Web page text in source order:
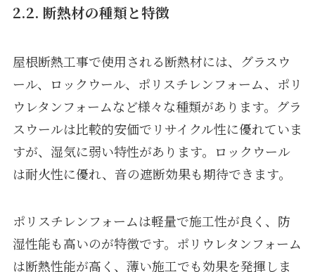
2.2. 断熱材の種類と特徴
屋根断熱工事で使用される断熱材には、グラスウ
ール、ロックウール、ポリスチレンフォーム、ポリ
ウレタンフォームなど様々な種類があります。グラ
スウールは比較的安価でリサイクル性に優れていま
すが、湿気に弱い特性があります。ロックウール
は耐火性に優れ、音の遮断効果も期待できます。
ポリスチレンフォームは軽量で施工性が良く、防
湿性能も高いのが特徴です。ポリウレタンフォーム
は断熱性能が高く、薄い施工でも効果を発揮しま